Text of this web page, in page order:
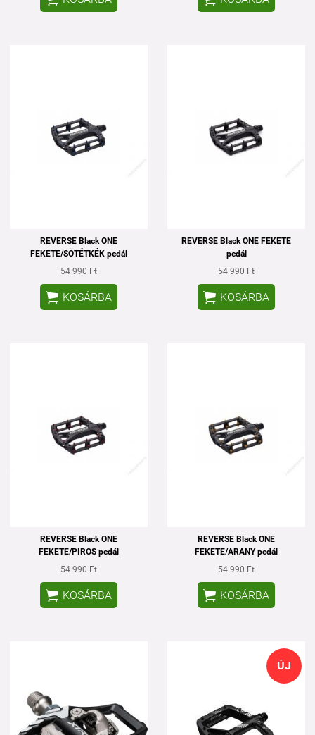
REVERSE Black ONE
FEKETE/SÖTÉTKÉK pedál
54 990 Ft
 KOSÁRBA
REVERSE Black ONE FEKETE
pedál
54 990 Ft
 KOSÁRBA
REVERSE Black ONE
FEKETE/PIROS pedál
54 990 Ft
 KOSÁRBA
REVERSE Black ONE
FEKETE/ARANY pedál
54 990 Ft
 KOSÁRBA
ÚJ